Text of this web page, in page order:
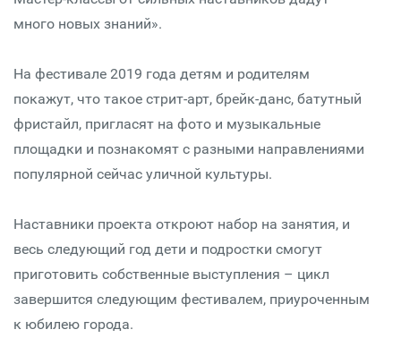
много новых знаний».
На фестивале 2019 года детям и родителям
покажут, что такое стрит-арт, брейк-данс, батутный
фристайл, пригласят на фото и музыкальные
площадки и познакомят с разными направлениями
популярной сейчас уличной культуры.
Наставники проекта откроют набор на занятия, и
весь следующий год дети и подростки смогут
приготовить собственные выступления – цикл
завершится следующим фестивалем, приуроченным
к юбилею города.